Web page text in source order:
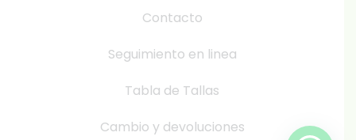
Contacto
Seguimiento en linea
Tabla de Tallas
Cambio y devoluciones